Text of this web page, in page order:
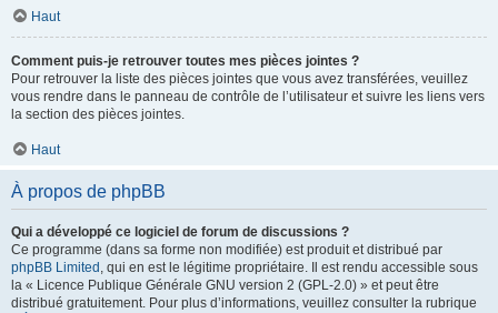
Haut
Comment puis-je retrouver toutes mes pièces jointes ?
Pour retrouver la liste des pièces jointes que vous avez transférées, veuillez
vous rendre dans le panneau de contrôle de l’utilisateur et suivre les liens vers
la section des pièces jointes.
Haut
À propos de phpBB
Qui a développé ce logiciel de forum de discussions ?
Ce programme (dans sa forme non modifiée) est produit et distribué par
phpBB Limited , qui en est le légitime propriétaire. Il est rendu accessible sous
la « Licence Publique Générale GNU version 2 (GPL-2.0) » et peut être
distribué gratuitement. Pour plus d’informations, veuillez consulter la rubrique